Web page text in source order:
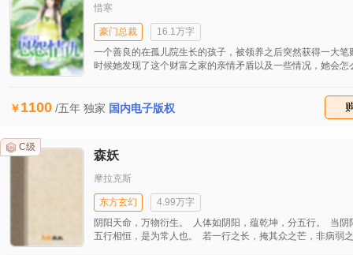
惜寒
豪门总裁
16.1万字
一个善良的在孤儿院生长的孩子，被领养之后突然获得一大笔
时候她发现了这个财富之家的亲情矛盾以及一些情况，她会怎
左右的下场，于是去孤儿院领养了乖巧善良的安谨秀，在一次
后，元仁义不幸去世，留给了安谨秀一大笔财富，善良的安谨
云，以及一些他们家庭的情况，安谨秀决定去帮死去的老人挽
情，过程中……两人彼此相恋。后来发现，安谨秀也并不是孤
是……
1100 /五年 独家 国内电子版权
C级
森妖
摩拉克斯
东方玄幻
4.99万字
阴阳天命，万物衍生。 人体如阴阳，蕴乾坤，分五行。 当阴
五行相恒，是为常人也。 若一行之长，掩其众之芒，非病弱